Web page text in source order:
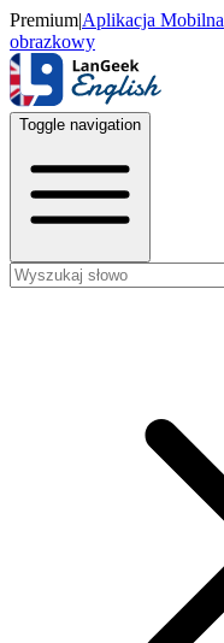
Premium|Aplikacja Mobilna
obrazkowy
Toggle navigation